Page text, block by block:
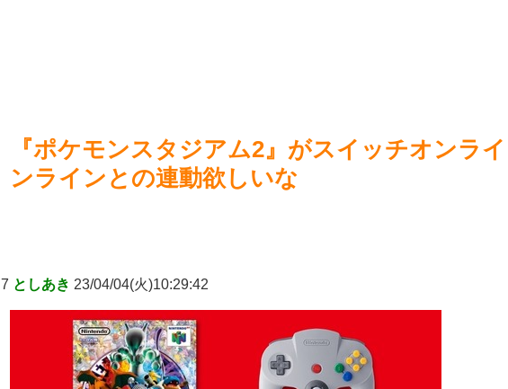
『ポケモンスタジアム2』がスイッチオンラ
ンラインとの連動欲しいな
7 としあき 23/04/04(火)10:29:42